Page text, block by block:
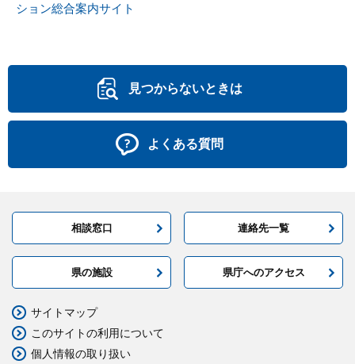
ション総合案内サイト
見つからないときは
よくある質問
相談窓口 連絡先一覧
県の施設 県庁へのアクセス
サイトマップ
このサイトの利用について
個人情報の取り扱い